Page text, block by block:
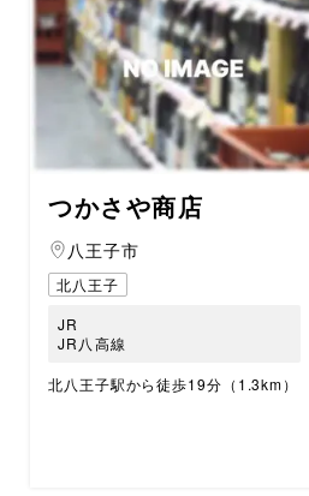
つかさや商店
八王子市
北八王子
JR
JR八高線
北八王子駅から徒歩19分（1.3km）